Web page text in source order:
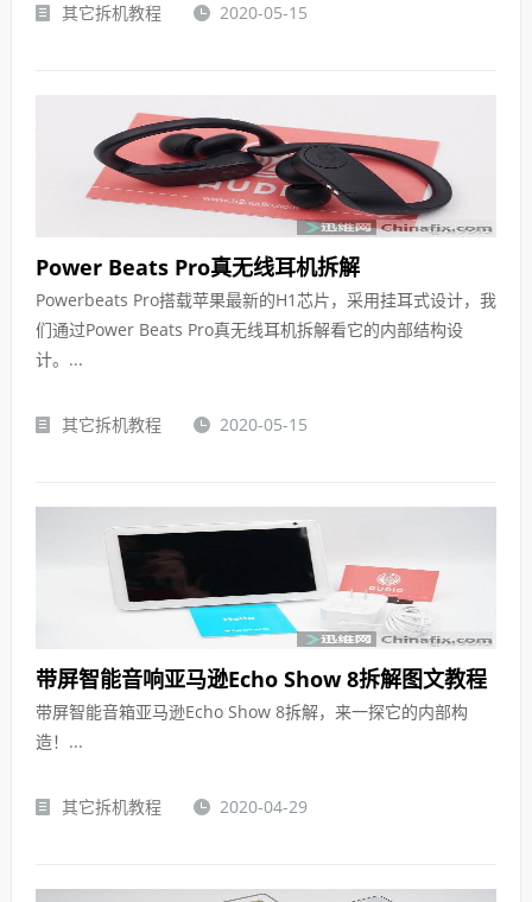
其它拆机教程 2020-05-15
Power Beats Pro真无线耳机拆解
Powerbeats Pro搭载苹果最新的H1芯片，采用挂耳式设计，我
们通过Power Beats Pro真无线耳机拆解看它的内部结构设
计。...
其它拆机教程 2020-05-15
带屏智能音响亚马逊Echo Show 8拆解图文教程
带屏智能音箱亚马逊Echo Show 8拆解，来一探它的内部构
造！...
其它拆机教程 2020-04-29